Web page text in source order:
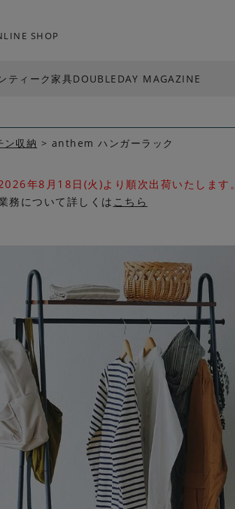
SHOP
ティーク家具DOUBLEDAY MAGAZINE
ン収納 anthem ハンガーラック
年8月18日(火)より順次出荷いたします。
務について詳しくは こちら